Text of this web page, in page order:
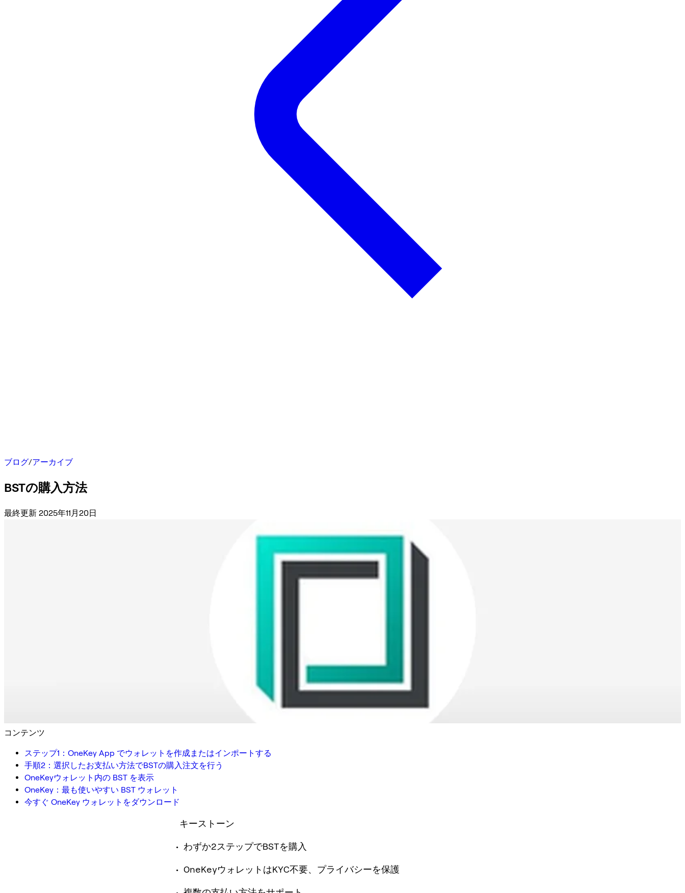
ブログ/アーカイブ
BSTの購入方法
最終更新 2025年11月20日
コンテンツ
ステップ1：OneKey App でウォレットを作成またはインポートする
手順2：選択したお支払い方法でBSTの購入注文を行う
OneKeyウォレット内の BST を表示
OneKey：最も使いやすい BST ウォレット
今すぐ OneKey ウォレットをダウンロード
キーストーン
わずか2ステップでBSTを購入
OneKeyウォレットはKYC不要、プライバシーを保護